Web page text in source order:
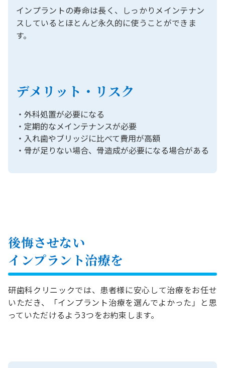
インプラントの寿命は長く、しっかりメインテナン
スしているとほとんど永久的に使うことができま
す。
デメリット・リスク
・外科処置が必要になる
・定期的なメインテナンスが必要
・入れ歯やブリッジに比べて費用が高額
・骨が足りない場合、骨造成が必要になる場合がある
後悔させない
インプラント治療を
研歯科クリニックでは、患者様に安心して治療をお任せ
いただき、「インプラント治療を選んでよかった」と思
っていただけるよう3つをお約束します。